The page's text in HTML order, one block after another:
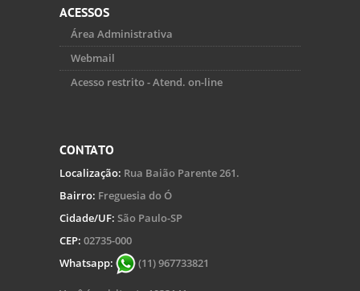
ACESSOS
Área Administrativa
Webmail
Acesso restrito - Atend. on-line
CONTATO
Localização: Rua Baião Parente 261.
Bairro: Freguesia do Ó
Cidade/UF: São Paulo-SP
CEP: 02735-000
Whatsapp:
(11) 967733821